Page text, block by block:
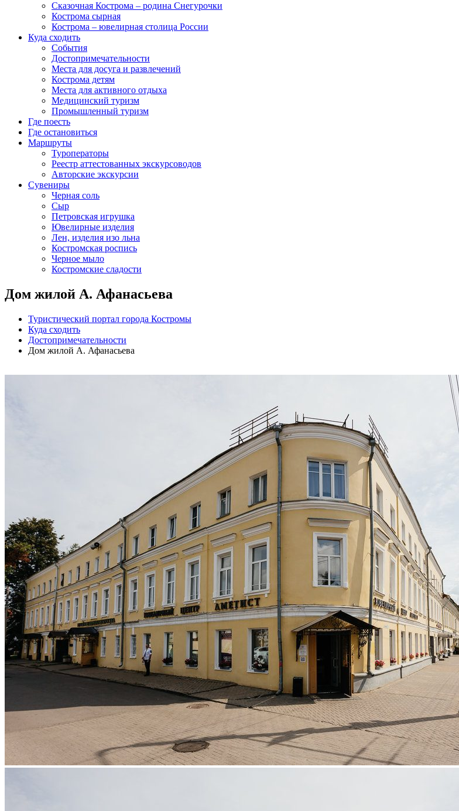
Сказочная Кострома – родина Снегурочки
Кострома сырная
Кострома – ювелирная столица России
Куда сходить
События
Достопримечательности
Места для досуга и развлечений
Кострома детям
Места для активного отдыха
Медицинский туризм
Промышленный туризм
Где поесть
Где остановиться
Маршруты
Туроператоры
Реестр аттестованных экскурсоводов
Авторские экскурсии
Сувениры
Черная соль
Сыр
Петровская игрушка
Ювелирные изделия
Лен, изделия изо льна
Костромская роспись
Черное мыло
Костромские сладости
Дом жилой А. Афанасьева
Туристический портал города Костромы
Куда сходить
Достопримечательности
Дом жилой А. Афанасьева